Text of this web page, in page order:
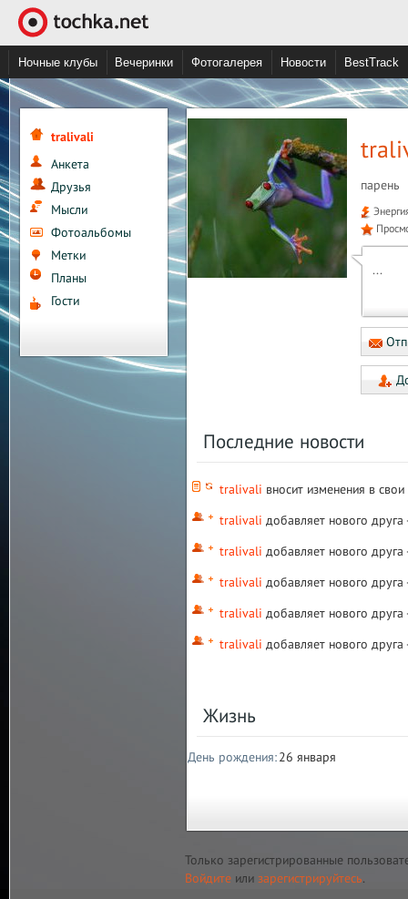
Ночные клубы Вечеринки Фотогалерея Новости BestTrack
tralivali
Анкета
Друзья
Мысли
Фотоальбомы
Метки
Планы
Гости
парень
...
Последние новости
tralivali вносит изменения в
tralivali добавляет нового
tralivali добавляет нового
tralivali добавляет нового
tralivali добавляет нового
tralivali добавляет нового
Жизнь
День рождения:26 января
Только зарегистрированные
Войдите или зарегистрируйтесь.